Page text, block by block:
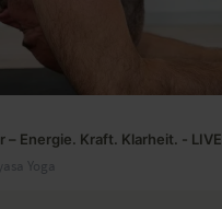
– Energie. Kraft. Klarheit. - LIVE
Yoga